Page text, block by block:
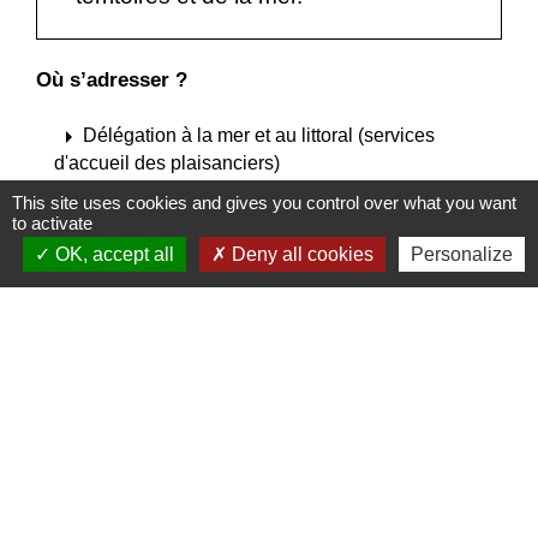
Où s’adresser ?
arrow_right
Délégation à la mer et au littoral (services
d'accueil des plaisanciers)
Textes de référence
This site uses cookies and gives you control over what you want
to activate
OK, accept all
Deny all cookies Personalize